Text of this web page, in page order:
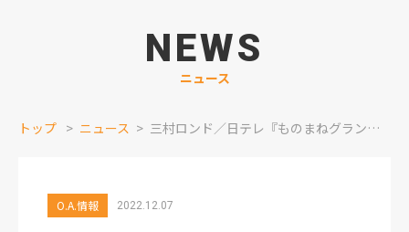
NEWS
ニュース
トップ ニュース 三村ロンド／日テレ『ものまねグランプリ ザ・トーナメント2022』 ナレーション出演情報
O.A.情報 2022.12.07